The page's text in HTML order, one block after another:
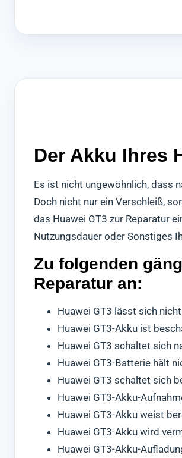
Der Akku Ihres
Es ist nicht ungewöhnlich, dass
Doch nicht nur ein Verschleiß,
das Huawei GT3 zur Reparatur
Nutzungsdauer oder Sonstiges
Zu folgenden
Reparatur an:
Huawei GT3 lässt sich
Huawei GT3-Akku ist
Huawei GT3 schaltet sich
Huawei GT3-Batterie hält
Huawei GT3 schaltet sich
Huawei GT3-Akku-
Huawei GT3-Akku weist
Huawei GT3-Akku wird
Huawei GT3-Akku-